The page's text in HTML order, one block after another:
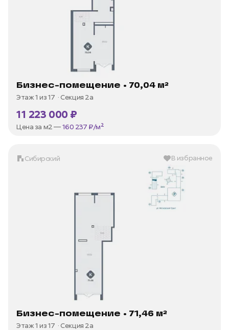
Бизнес-помещение • 70,04 м²
Этаж 1 из 17 Секция 2а
11 223 000 ₽
Цена за м2 —160 237 ₽/м²
Сибирский В избранное
Бизнес-помещение • 71,46 м²
Этаж 1 из 17 Секция 2а